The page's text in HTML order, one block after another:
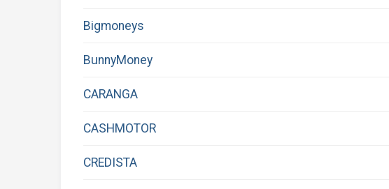
Bigmoneys
BunnyMoney
CARANGA
CASHMOTOR
CREDISTA